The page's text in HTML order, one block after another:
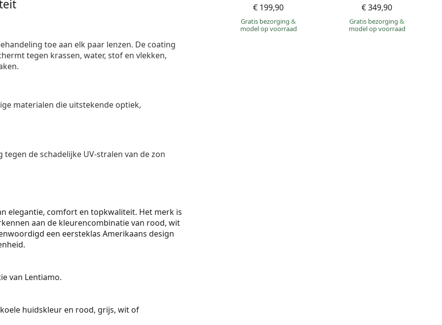
€ 199,90
Gratis bezorging&
model op voorraad
€ 349,90
Gratis bezorging&
model op voorraad
toe aan elk paar lenzen. De coating
tegen krassen, water, stof en vlekken,
materialen die uitstekende optiek,
de schadelijke UV-stralen van de zon
elegantie, comfort en topkwaliteit. Het merk is
aan de kleurencombinatie van rood, wit
een eersteklas Amerikaans design
van Lentiamo.
huidskleur en rood, grijs, wit of